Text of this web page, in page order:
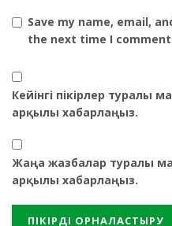
Save my name, email,
the next time I
Кейінгі пікірлер туралы
арқылы хабарлаңыз.
Жаңа жазбалар туралы
арқылы хабарлаңыз.